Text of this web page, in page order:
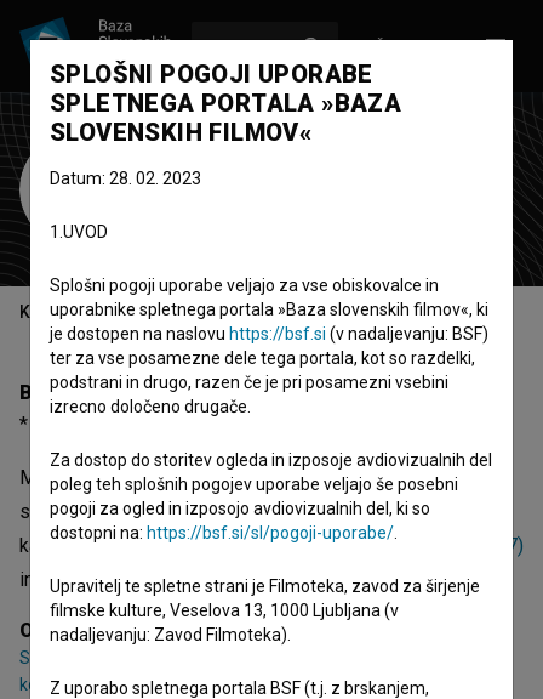
Miha Ferkov
Kazalo
Biografija
* 04.04.1976, Ljubljana, Slovenija
Miha Ferkov, rojen 04.04.1976 (Ljubljana, Slovenija), je
scenograf in kostumograf. Najodmevnejši projekti, pri
katerih je sodeloval, soPetelinji zajtrk (2007)
AgapE (2007)
in
Vučko (2007).
Organizacije
S.K.O.M. - Združenje slovenskih filmskih scenografov,
kostumografov in oblikovalcev maske
SPLOŠNI POGOJI UPORABE
SPLETNEGA PORTALA »BAZA
SLOVENSKIH FILMOV«
Datum: 28. 02. 2023
1.UVOD
Splošni pogoji uporabe veljajo za vse obiskovalce in
uporabnike spletnega portala »Baza slovenskih filmov«, ki
je dostopen na naslovu https://bsf.si (v nadaljevanju: BSF)
ter za vse posamezne dele tega portala, kot so razdelki,
podstrani in drugo, razen če je pri posamezni vsebini
izrecno določeno drugače.
Za dostop do storitev ogleda in izposoje avdiovizualnih del
poleg teh splošnih pogojev uporabe veljajo še posebni
pogoji za ogled in izposojo avdiovizualnih del, ki so
dostopni na: https://bsf.si/sl/pogoji-uporabe/
Upravitelj te spletne strani je Filmoteka, zavod za širjenje
filmske kulture, Veselova 13, 1000 Ljubljana (v
nadaljevanju: Zavod Filmoteka).
Z uporabo spletnega portala BSF (t.j. z brskanjem,